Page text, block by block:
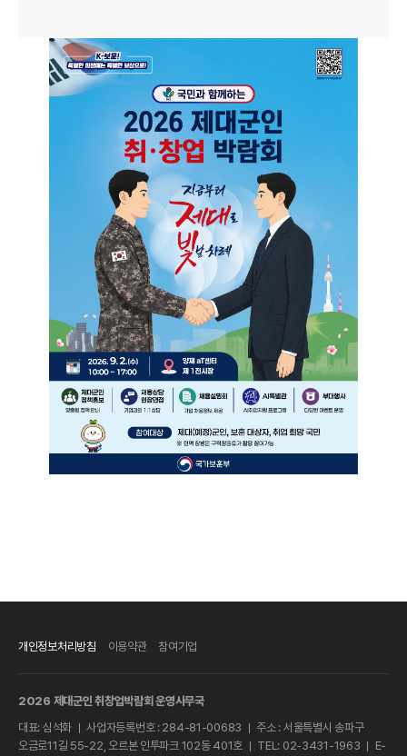
개인정보처리방침 이용약관 참여기업
2026 제대군인 취창업박람회 운영사무국
대표: 심석화
사업자등록번호 : 284-81-00683
주소 : 서울특별시 송파구
오금로11길 55-22, 오르본 인투파크 102동 401호
TEL: 02-3431-1963 E-